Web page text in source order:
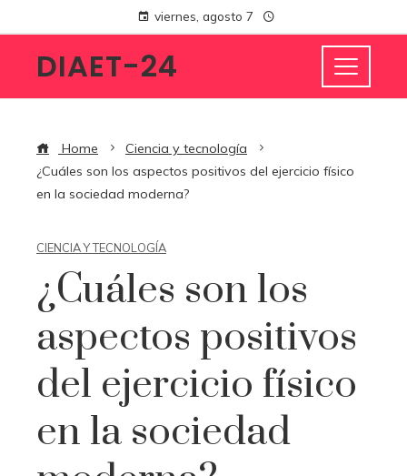
viernes, agosto 7
DIAET-24
Home
Ciencia y tecnología
¿Cuáles son los aspectos positivos del ejercicio físico
en la sociedad moderna?
CIENCIA Y TECNOLOGÍA
¿Cuáles son los
aspectos positivos
del ejercicio físico
en la sociedad